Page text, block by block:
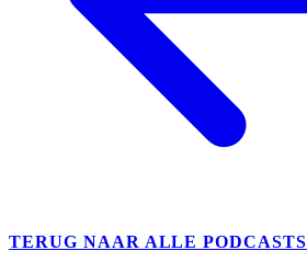
TERUG NAAR ALLE PODCASTS